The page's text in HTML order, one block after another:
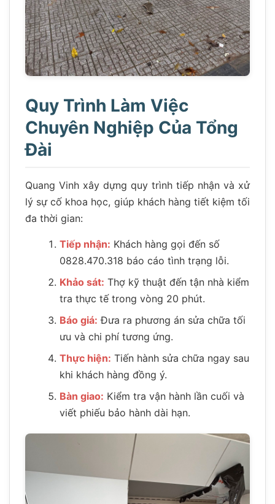
Quy Trình Làm Việc
Chuyên Nghiệp Của Tổng
Đài
Quang Vinh xây dựng quy trình tiếp nhận và xử
lý sự cố khoa học, giúp khách hàng tiết kiệm tối
đa thời gian:
Tiếp nhận: Khách hàng gọi đến số
0828.470.318 báo cáo tình trạng lỗi.
Khảo sát: Thợ kỹ thuật đến tận nhà kiểm
tra thực tế trong vòng 20 phút.
Báo giá: Đưa ra phương án sửa chữa tối
ưu và chi phí tương ứng.
Thực hiện: Tiến hành sửa chữa ngay sau
khi khách hàng đồng ý.
Bàn giao: Kiểm tra vận hành lần cuối và
viết phiếu bảo hành dài hạn.